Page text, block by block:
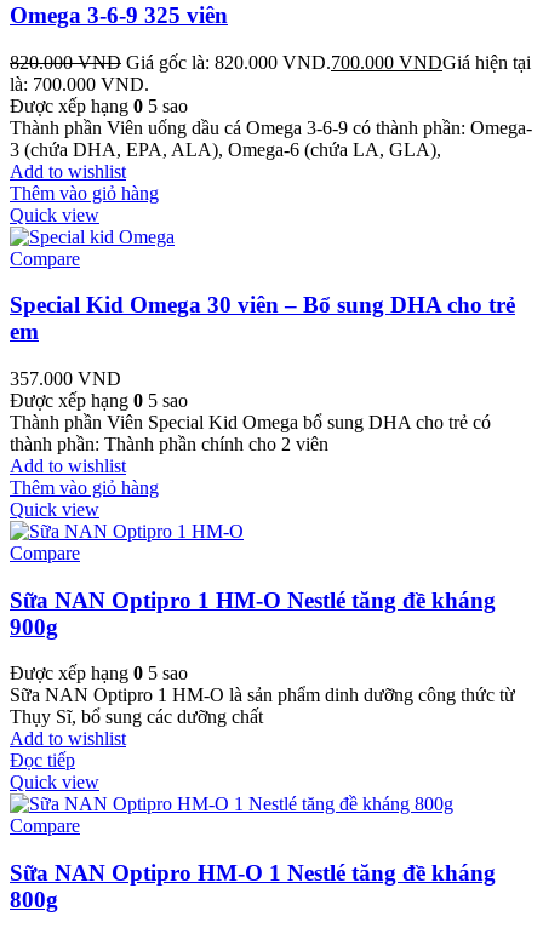
Omega 3-6-9 325 viên
820.000VND Giá gốc là: 820.000 VND.700.000 VNDGiá hiện tại
là: 700.000 VND.
Được xếp hạng 0 5 sao
Thành phần Viên uống dầu cá Omega 3-6-9 có thành phần: Omega-
3 (chứa DHA, EPA, ALA), Omega-6 (chứa LA, GLA),
Add to wishlist
Thêm vào giỏ hàng
Quick view
Compare
Special Kid Omega 30 viên – Bổ sung DHA cho trẻ
em
357.000 VND
Được xếp hạng 0 5 sao
Thành phần Viên Special Kid Omega bổ sung DHA cho trẻ có
thành phần: Thành phần chính cho 2 viên
Add to wishlist
Thêm vào giỏ hàng
Quick view
Compare
Sữa NAN Optipro 1 HM-O Nestlé tăng đề kháng
900g
Được xếp hạng 0 5 sao
Sữa NAN Optipro 1 HM-O là sản phẩm dinh dưỡng công thức từ
Thụy Sĩ, bổ sung các dưỡng chất
Add to wishlist
Đọc tiếp
Quick view
Compare
Sữa NAN Optipro HM-O 1 Nestlé tăng đề kháng
800g